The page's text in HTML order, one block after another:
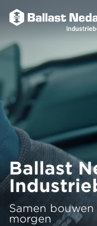
Ballast
Samen
morgen